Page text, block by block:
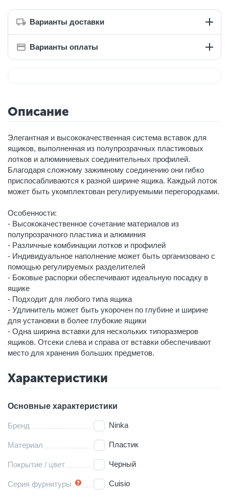
Варианты доставки
Варианты оплаты
Описание
Элегантная и высококачественная система вставок для
ящиков, выполненная из полупрозрачных пластиковых
лотков и алюминиевых соединительных профилей.
Благодаря сложному зажимному соединению они гибко
приспосабливаются к разной ширине ящика. Каждый лоток
может быть укомплектован регулируемыми перегородками.
Особенности:
- Высококачественное сочетание материалов из
полупрозрачного пластика и алюминия
- Различные комбинации лотков и профилей
- Индивидуальное наполнение может быть организовано с
помощью регулируемых разделителей
- Боковые распорки обеспечивают идеальную посадку в
ящике
- Подходит для любого типа ящика
- Удлинитель может быть укорочен по глубине и ширине
для установки в более глубокие ящики
- Одна ширина вставки для нескольких типоразмеров
ящиков. Отсеки слева и справа от вставки обеспечивают
место для хранения больших предметов.
Характеристики
Основные характеристики
Бренд Ninka
Материал Пластик
Покрытие / цвет Черный
Серия фурнитуры Cuisio